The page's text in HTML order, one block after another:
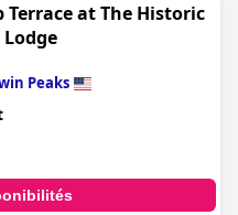
Terrace at The Historic
Peaks